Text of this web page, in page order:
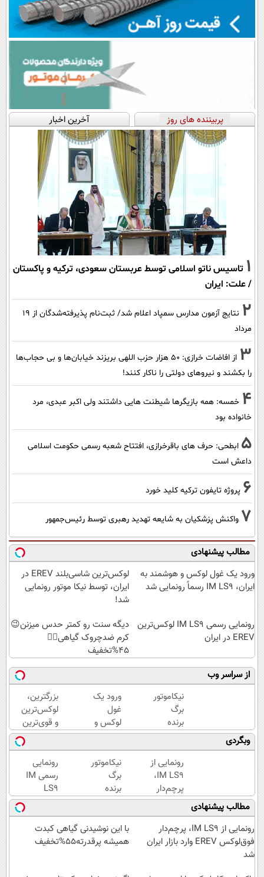
پربیننده های روز آخرین اخبار
1 تاسیس ناتو اسلامی توسط عربستان سعودی، ترکیه و پاکستان
/ علت: ایران
2
نتایج آزمون مدارس سمپاد اعلام شد/ ثبت‌نام پذیرفته‌شدگان از ۱۹
مرداد
3
از افاضات خرازی: ۵۰ هزار حزب اللهی بریزند خیابان‌ها و بی حجاب‌ها
را بکشند و نیرو‌های دولتی را ناکار کنند!
4 خمسه: همه بازیگرها شیطنت هایی داشتند ولی اکبر عبدی، مرد
خانواده بود
5 ابطحی: حرف های باقرخرازی، افتتاح شعبه رسمی حکومت اسلامی
داعش است
6 پروژه تایفون ترکیه کلید خورد
7 واکنش پزشکیان به شایعه تهدید رهبری توسط رئیس‌جمهور
مطالب پیشنهادی
ورود یک غول لوکس و هوشمند به
ایران، IM LS9 رسماً رونمایی شد
لوکس‌ترین شاسی‌بلند EREV در
ایران، توسط نیکا موتور رونمایی
شد!
رونمایی رسمی IM LS9 لوکس‌ترین
EREV در ایران
دیگه سنت رو کمتر حدس میزنن😉
کرم ضدچروک گیاهی👈🏻
45%تخفیف
از سراسر وب
نیکاموتور
برگ
برنده
جدیدش
را رو کرد،
IM LS9
رسماً
وارد بازار
ایران شد
ورود یک
غول
لوکس و
هوشمند
به ایران،
IM LS9
رسماً
رونمایی
شد
بزرگترین،
لوکس‌ترین
و قوی‌ترین
شاسی بلند
EREV در
در ایران
رونمایی
شد
وبگردی
رونمایی از
IM LS9،
پرچم‌دار
فوق‌لوکس
EREV
وارد بازار
ایران شد
نیکاموتور
برگ
برنده
جدیدش
را رو کرد،
IM LS9
رسماً
رونمایی
رسمی IM
LS9
لوکس‌ترین
EREV در
ایران
مطالب پیشنهادی
رونمایی از IM LS9، پرچم‌دار
فوق‌لوکس EREV وارد بازار ایران
شد
با این نوشیدنی گیاهی کبدت
همیشه پرقدرته55%تخفیف